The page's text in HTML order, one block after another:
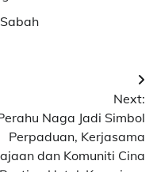
Next:
Naga Jadi Simbol
Perpaduan, Kerjasama
dan Komuniti Cina